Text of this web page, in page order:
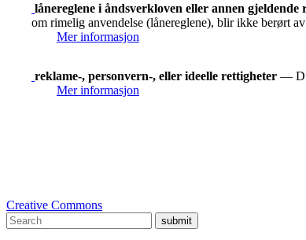
lånereglene i åndsverkloven eller annen gjeldende
om rimelig anvendelse (lånereglene), blir ikke berørt
Mer informasjon
reklame-, personvern-, eller ideelle rettigheter —
Mer informasjon
Creative Commons
submit